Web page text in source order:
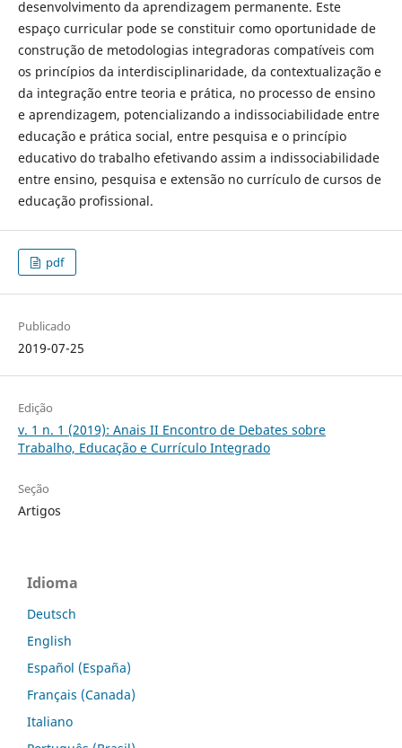
desenvolvimento da aprendizagem permanente. Este
espaço curricular pode se constituir como oportunidade de
construção de metodologias integradoras compatíveis com
os princípios da interdisciplinaridade, da contextualização e
da integração entre teoria e prática, no processo de ensino
e aprendizagem, potencializando a indissociabilidade entre
educação e prática social, entre pesquisa e o princípio
educativo do trabalho efetivando assim a indissociabilidade
entre ensino, pesquisa e extensão no currículo de cursos de
educação profissional.
pdf
Publicado
2019-07-25
Edição
v. 1 n. 1 (2019): Anais II Encontro de Debates sobre
Trabalho, Educação e Currículo Integrado
Seção
Artigos
Idioma
Deutsch
English
Español (España)
Français (Canada)
Italiano